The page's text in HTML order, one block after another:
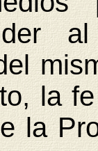
la
la